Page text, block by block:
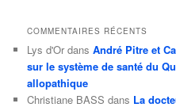
COMMENTAIRES RÉCENTS
Lys d'Or dansAndré Pitre et
sur le système de santé du
allopathique
Christiane BASS dans La